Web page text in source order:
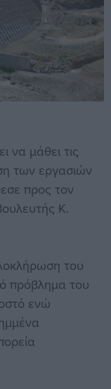
να μάθει τις
των εργασιών
προς τον
Κ.
του
πρόβλημα του
ενώ